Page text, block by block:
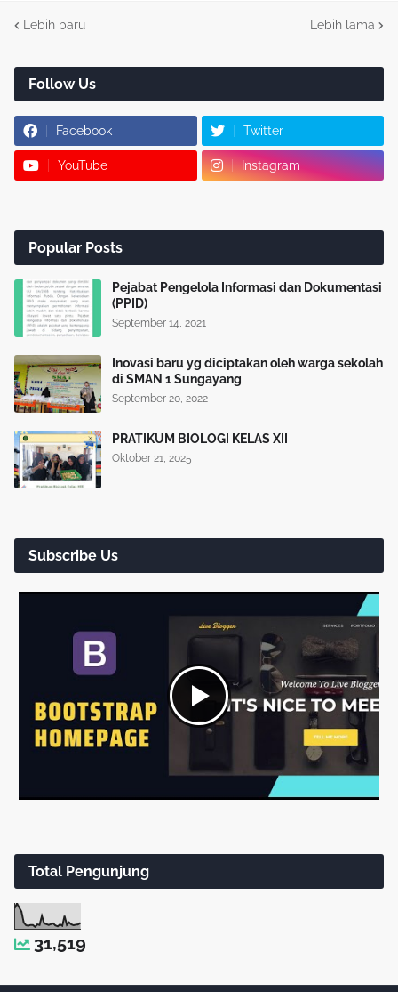
Lebih baru Lebih lama
Follow Us
Facebook Twitter
YouTube Instagram
Popular Posts
Pejabat Pengelola Informasi dan Dokumentasi
(PPID)
September 14, 2021
Inovasi baru yg diciptakan oleh warga sekolah
di SMAN 1 Sungayang
September 20, 2022
PRATIKUM BIOLOGI KELAS XII
Oktober 21, 2025
Subscribe Us
Total Pengunjung
31,519